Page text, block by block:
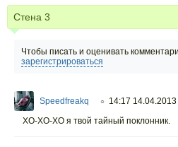
Стена 3
Чтобы писать и оценивать
зарегистрироваться
Speedfreakq ○ 14:17 14.04.2013
ХО-ХО-ХО я твой тайный поклонник.